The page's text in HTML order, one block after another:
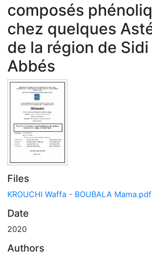
composés
chez quelques
de la région de
Abbés
Files
KROUCHI Waffa - BOUBALA Mama.pdf
Date
2020
Authors